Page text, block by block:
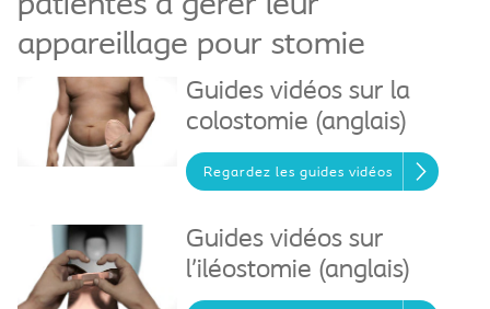
appareillage pour stomie
Guides vidéos sur la
colostomie (anglais)
Regardez les guides vidéos
Guides vidéos sur
l’iléostomie (anglais)